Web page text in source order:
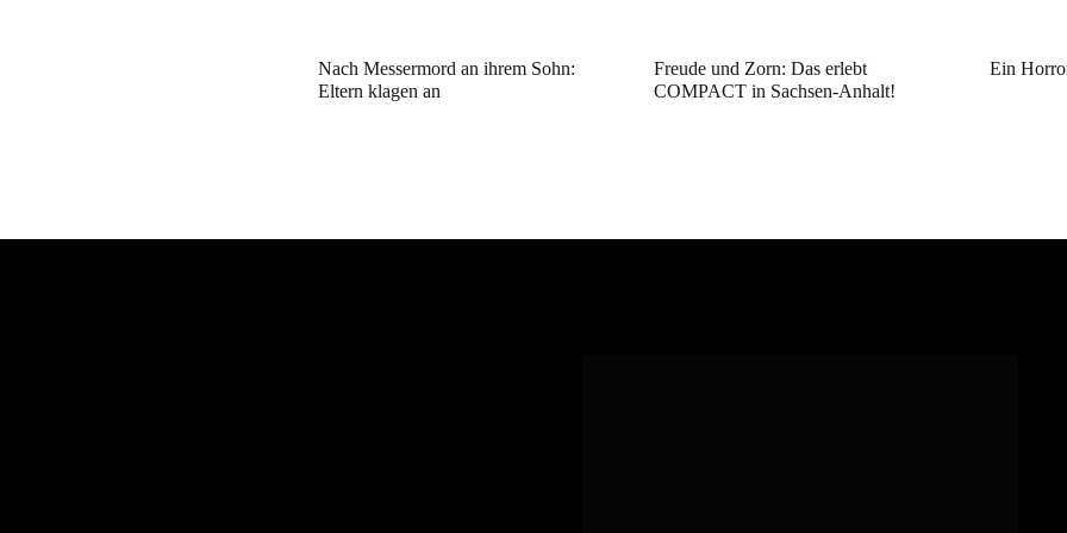
Nach Messermord an ihrem Sohn:
Eltern klagen an
Freude und Zorn: Das erlebt
COMPACT in Sachsen-Anhalt!
Ein